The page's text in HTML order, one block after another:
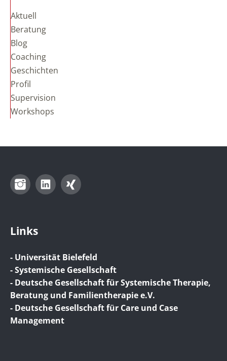
Aktuell
Beratung
Blog
Coaching
Geschichten
Profil
Supervision
Workshops
InstagramLinkedIn
Links
- Universität Bielefeld
- Systemische Gesellschaft
- Deutsche Gesellschaft für Systemische Therapie,
Beratung und Familientherapie e.V.
- Deutsche Gesellschaft für Care und Case
Management